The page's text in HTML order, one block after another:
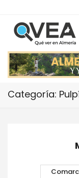
Categoría: